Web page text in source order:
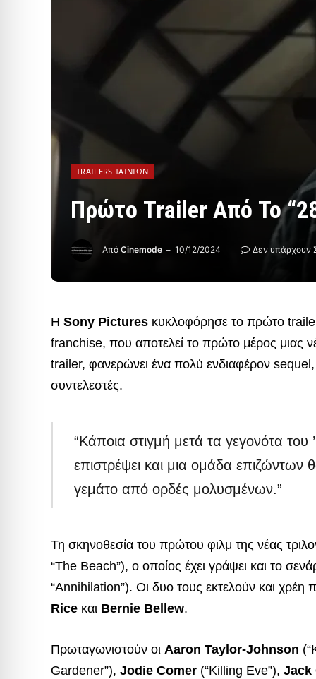
TRAILERS ΤΑΙΝΙΏΝ
Πρώτο Trailer Από Το
Από Cinemode 10/12/2024 Δεν υπάρχουν
Η Sony Pictures κυκλοφόρησε το πρώτο
franchise, που αποτελεί το πρώτο μέρος μιας
trailer, φανερώνει ένα πολύ ενδιαφέρον sequel,
συντελεστές.
“Κάποια στιγμή μετά τα γεγονότα του
επιστρέψει και μια ομάδα επιζώντων
γεμάτο από ορδές μολυσμένων.”
Τη σκηνοθεσία του πρώτου φιλμ της νέας
“The Beach”), ο οποίος έχει γράψει και το
“Annihilation”). Οι δυο τους εκτελούν και
Rice και Bernie Bellew.
Πρωταγωνιστούν οι Aaron Taylor-Johnson
Gardener”), Jodie Comer (“Killing Eve”), Jack